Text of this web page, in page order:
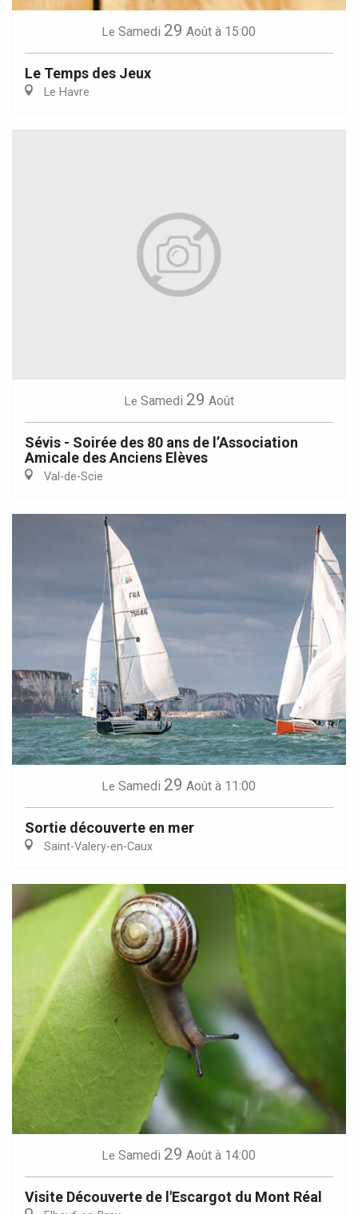
Le Samedi 29 Août à 15:00
Le Temps des Jeux
Le Havre
Le Samedi 29 Août
Sévis - Soirée des 80 ans de l’Association
Amicale des Anciens Elèves
Val-de-Scie
Le Samedi 29 Août à 11:00
Sortie découverte en mer
Saint-Valery-en-Caux
Le Samedi 29 Août à 14:00
Visite Découverte de l'Escargot du Mont Réal